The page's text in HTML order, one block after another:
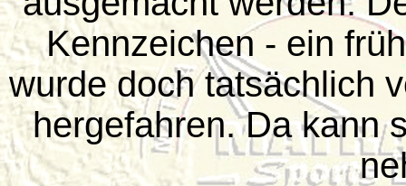
Kennzeichen - ein
wurde doch tatsächlich
hergefahren. Da kann